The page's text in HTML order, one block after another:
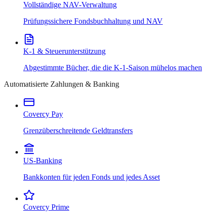
Vollständige NAV-Verwaltung
Prüfungssichere Fondsbuchhaltung und NAV
K-1 & Steuerunterstützung
Abgestimmte Bücher, die die K-1-Saison mühelos machen
Automatisierte Zahlungen & Banking
Covercy Pay
Grenzüberschreitende Geldtransfers
US-Banking
Bankkonten für jeden Fonds und jedes Asset
Covercy Prime